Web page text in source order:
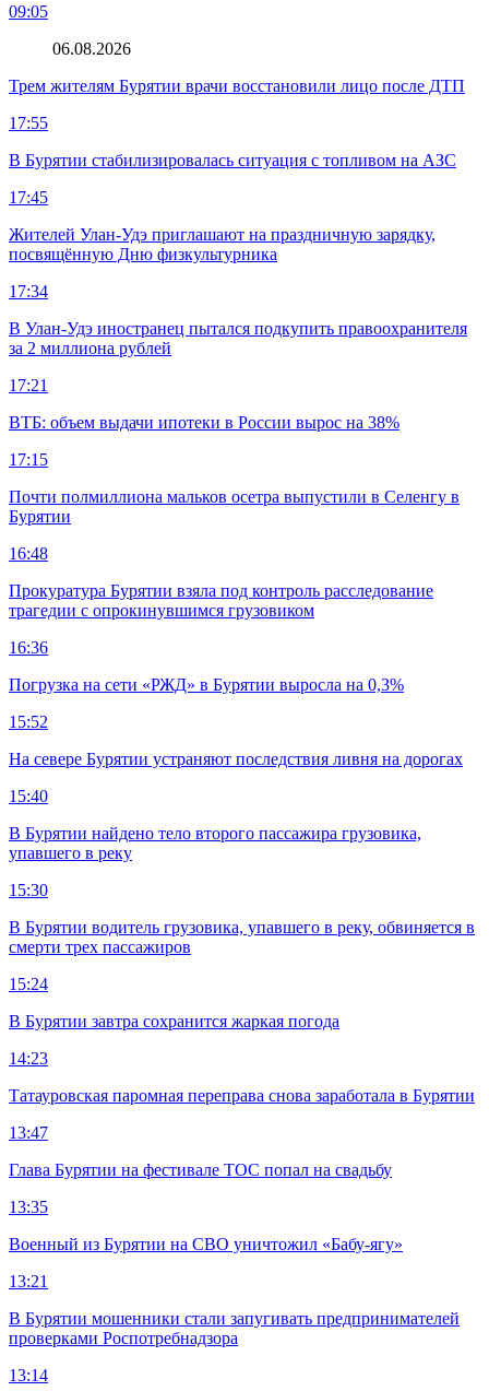
09:05
06.08.2026
Трем жителям Бурятии врачи восстановили лицо после ДТП
17:55
В Бурятии стабилизировалась ситуация с топливом на АЗС
17:45
Жителей Улан-Удэ приглашают на праздничную зарядку,
посвящённую Дню физкультурника
17:34
В Улан-Удэ иностранец пытался подкупить правоохранителя
за 2 миллиона рублей
17:21
ВТБ: объем выдачи ипотеки в России вырос на 38%
17:15
Почти полмиллиона мальков осетра выпустили в Селенгу в
Бурятии
16:48
Прокуратура Бурятии взяла под контроль расследование
трагедии с опрокинувшимся грузовиком
16:36
Погрузка на сети «РЖД» в Бурятии выросла на 0,3%
15:52
На севере Бурятии устраняют последствия ливня на дорогах
15:40
В Бурятии найдено тело второго пассажира грузовика,
упавшего в реку
15:30
В Бурятии водитель грузовика, упавшего в реку, обвиняется в
смерти трех пассажиров
15:24
В Бурятии завтра сохранится жаркая погода
14:23
Татауровская паромная переправа снова заработала в Бурятии
13:47
Глава Бурятии на фестивале ТОС попал на свадьбу
13:35
Военный из Бурятии на СВО уничтожил «Бабу-ягу»
13:21
В Бурятии мошенники стали запугивать предпринимателей
проверками Роспотребнадзора
13:14